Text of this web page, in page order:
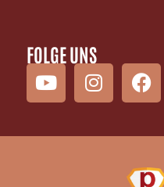
FOLGE UNS